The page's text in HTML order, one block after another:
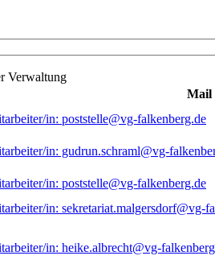
Verwaltung
Mail